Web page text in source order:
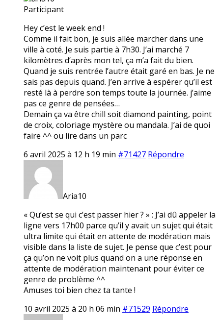
Participant
Hey c’est le week end !
Comme il fait bon, je suis allée marcher dans une
ville à coté. Je suis partie à 7h30. J’ai marché 7
kilomètres d’après mon tel, ça m’a fait du bien.
Quand je suis rentrée l’autre était garé en bas. Je ne
sais pas depuis quand. J’en arrive à espérer qu’il est
resté là à perdre son temps toute la journée. j’aime
pas ce genre de pensées…
Demain ça va être chill soit diamond painting, point
de croix, coloriage mystère ou mandala. J’ai de quoi
faire ^^ ou lire dans un parc
6 avril 2025 à 12 h 19 min #71427 Répondre
Aria10
« Qu’est se qui c’est passer hier ? » : J’ai dû appeler la
ligne vers 17h00 parce qu’il y avait un sujet qui était
ultra limite qui était en attente de modération mais
visible dans la liste de sujet. Je pense que c’est pour
ça qu’on ne voit plus quand on a une réponse en
attente de modération maintenant pour éviter ce
genre de problème ^^
Amuses toi bien chez ta tante !
10 avril 2025 à 20 h 06 min #71529 Répondre